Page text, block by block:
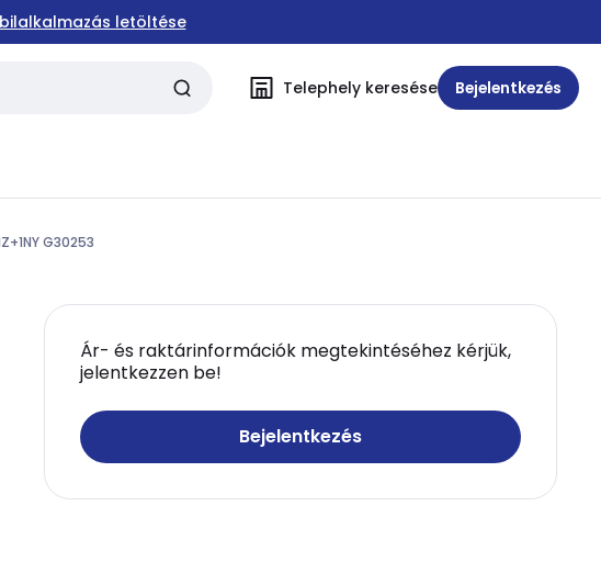
letöltése
Telephely keresése Bejelentkezés
G30253
Ár- és raktárinformációk megtekintéséhez kérjük,
jelentkezzen be!
Bejelentkezés